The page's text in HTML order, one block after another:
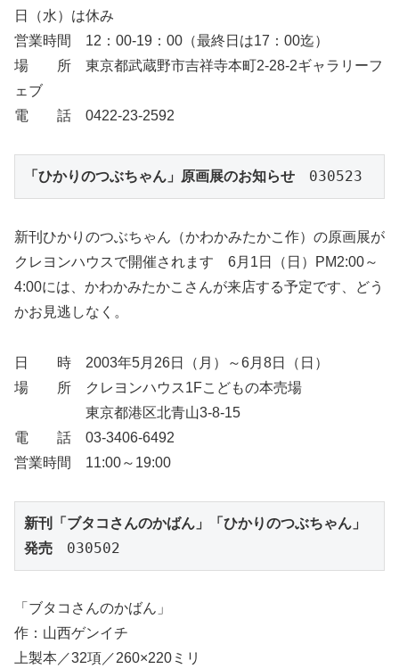
日（水）は休み
営業時間 12：00-19：00（最終日は17：00迄）
場 所 東京都武蔵野市吉祥寺本町2-28-2ギャラリーフ
ェブ
電 話 0422-23-2592
「ひかりのつぶちゃん」原画展のお知らせ 030523
新刊ひかりのつぶちゃん（かわかみたかこ作）の原画展が
クレヨンハウスで開催されます 6月1日（日）PM2:00～
4:00には、かわかみたかこさんが来店する予定です、どう
かお見逃しなく。
日 時 2003年5月26日（月）～6月8日（日）
場 所 クレヨンハウス1Fこどもの本売場
東京都港区北青山3-8-15
電 話 03-3406-6492
営業時間 11:00～19:00
新刊「ブタコさんのかばん」「ひかりのつぶちゃん」
発売 030502
「ブタコさんのかばん」
作：山西ゲンイチ
上製本／32項／260×220ミリ